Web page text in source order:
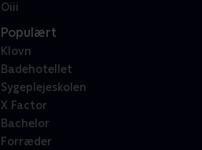
Oiii
Populært
Klovn
Badehotellet
Sygeplejeskolen
X Factor
Bachelor
Forræder